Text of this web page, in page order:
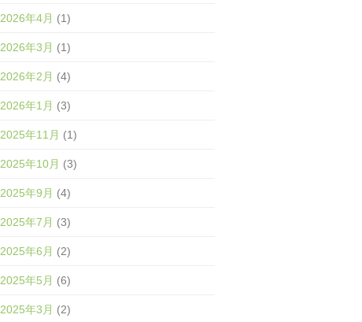
2026年4月 (1)
2026年3月 (1)
2026年2月 (4)
2026年1月 (3)
2025年11月 (1)
2025年10月 (3)
2025年9月 (4)
2025年7月 (3)
2025年6月 (2)
2025年5月 (6)
2025年3月 (2)